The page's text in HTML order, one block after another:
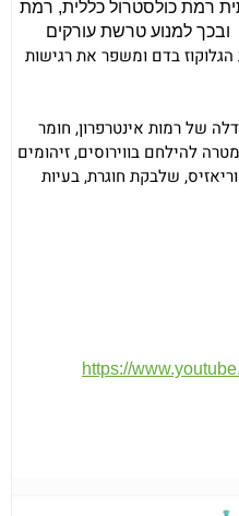
רמת כולסטרול כללית, רמת
ובכך למנוע טרשת עורקים
בדם ומשפר את רגישות
של רמות אינטרפרון, חומר
להילחם בווירוסים, זיהומים
שלבקת חוגרת, בעיות
https://